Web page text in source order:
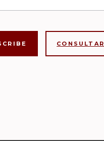
CONSULTAR